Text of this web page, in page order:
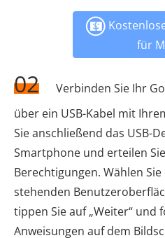
für
02
Verbinden Sie Ihr
über ein USB-Kabel mit
Sie anschließend das USB-
Smartphone und erteilen
Berechtigungen. Wählen
stehenden
tippen Sie auf „Weiter“ und
Anweisungen auf dem